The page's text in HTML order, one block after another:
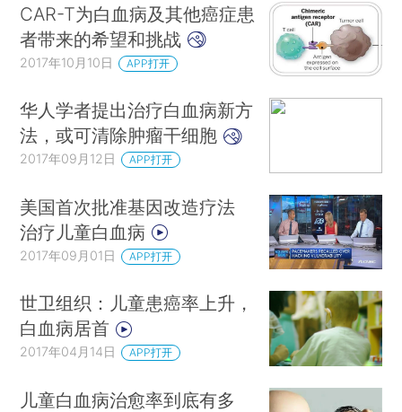
CAR-T为白血病及其他癌症患
者带来的希望和挑战
2017年10月10日 APP打开
华人学者提出治疗白血病新方
法，或可清除肿瘤干细胞
2017年09月12日 APP打开
美国首次批准基因改造疗法
治疗儿童白血病
2017年09月01日 APP打开
世卫组织：儿童患癌率上升，
白血病居首
2017年04月14日 APP打开
儿童白血病治愈率到底有多